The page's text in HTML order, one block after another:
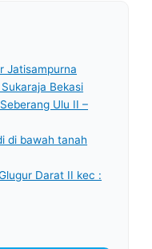
Jatisampurna
Bekasi
Ulu II –
di bawah tanah
Darat II kec :